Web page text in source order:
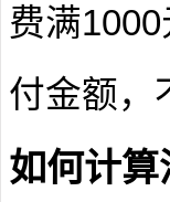
费满
付金额，
如何计